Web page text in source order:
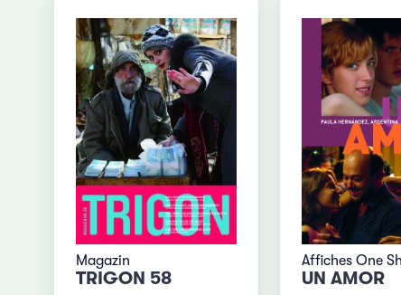
Magazin
TRIGON 58
Affiches One
UN AMOR